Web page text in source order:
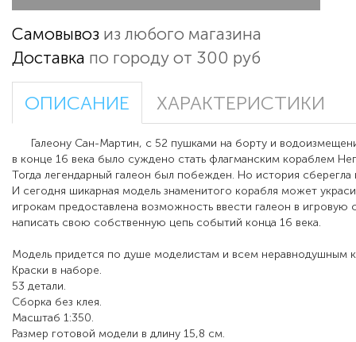
Самовывоз из любого магазина
Доставка по городу от 300 руб
ОПИСАНИЕ ХАРАКТЕРИСТИКИ
Галеону Сан-Мартин, с 52 пушками на борту и
в конце 16 века было суждено стать флагманским кораблем
Тогда легендарный галеон был побежден. Но история сберегла
И сегодня шикарная модель знаменитого корабля может
игрокам предоставлена возможность ввести галеон в игровую
написать свою собственную цепь событий конца 16 века.
Модель придется по душе моделистам и всем неравнодушным
Краски в наборе.
53 детали.
Сборка без клея.
Масштаб 1:350.
Размер готовой модели в длину 15,8 см.